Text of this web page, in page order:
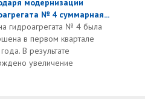
модернизации
№ 4 суммарная...
гидроагрегата № 4 была
в первом квартале
В результате
увеличение